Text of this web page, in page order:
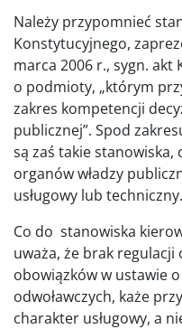
Należy przypomnieć
Konstytucyjnego,
marca 2006 r., sygn. akt
o podmioty, „którym
zakres kompetencji
publicznej”. Spod
są zaś takie stanowiska,
organów władzy
usługowy lub techniczny.
Co do stanowiska
uważa, że brak
obowiązków w ustawie
odwoławczych, każe
charakter usługowy, a